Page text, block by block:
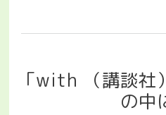
「with （講談社
の中